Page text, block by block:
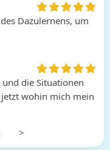
Dazulernens, um
die Situationen
wohin mich mein
>